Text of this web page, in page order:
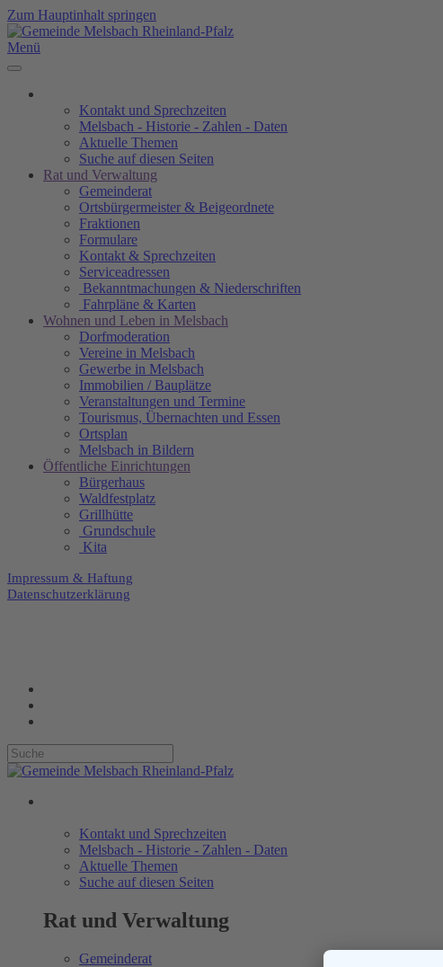
Zum Hauptinhalt springen
Menü
Kontakt und Sprechzeiten
Melsbach - Historie - Zahlen - Daten
Aktuelle Themen
Suche auf diesen Seiten
Rat und Verwaltung
Gemeinderat
Ortsbürgermeister & Beigeordnete
Fraktionen
Formulare
Kontakt & Sprechzeiten
Serviceadressen
Bekanntmachungen & Niederschriften
Fahrpläne & Karten
Wohnen und Leben in Melsbach
Dorfmoderation
Vereine in Melsbach
Gewerbe in Melsbach
Immobilien / Bauplätze
Veranstaltungen und Termine
Tourismus, Übernachten und Essen
Ortsplan
Melsbach in Bildern
Öffentliche Einrichtungen
Bürgerhaus
Waldfestplatz
Grillhütte
Grundschule
Kita
Impressum & Haftung
Datenschutzerklärung
Kontakt und Sprechzeiten
Melsbach - Historie - Zahlen - Daten
Aktuelle Themen
Suche auf diesen Seiten
Rat und Verwaltung
Gemeinderat